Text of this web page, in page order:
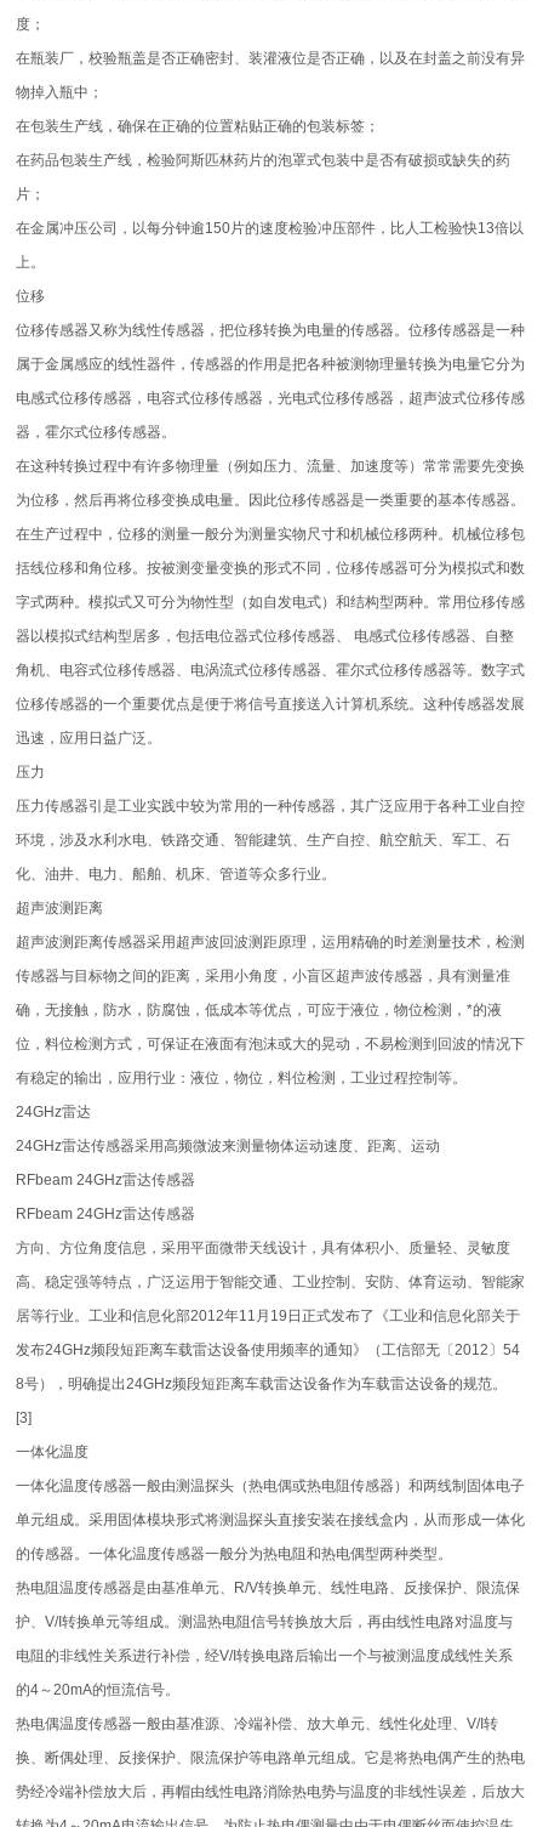
度；
在瓶装厂，校验瓶盖是否正确密封、装灌液位是否正确，以及在封盖之前没有异
物掉入瓶中；
在包装生产线，确保在正确的位置粘贴正确的包装标签；
在药品包装生产线，检验阿斯匹林药片的泡罩式包装中是否有破损或缺失的药
片；
在金属冲压公司，以每分钟逾150片的速度检验冲压部件，比人工检验快13倍以
上。
位移
位移传感器又称为线性传感器，把位移转换为电量的传感器。位移传感器是一种
属于金属感应的线性器件，传感器的作用是把各种被测物理量转换为电量它分为
电感式位移传感器，电容式位移传感器，光电式位移传感器，超声波式位移传感
器，霍尔式位移传感器。
在这种转换过程中有许多物理量（例如压力、流量、加速度等）常常需要先变换
为位移，然后再将位移变换成电量。因此位移传感器是一类重要的基本传感器。
在生产过程中，位移的测量一般分为测量实物尺寸和机械位移两种。机械位移包
括线位移和角位移。按被测变量变换的形式不同，位移传感器可分为模拟式和数
字式两种。模拟式又可分为物性型（如自发电式）和结构型两种。常用位移传感
器以模拟式结构型居多，包括电位器式位移传感器、 电感式位移传感器、自整
角机、电容式位移传感器、电涡流式位移传感器、霍尔式位移传感器等。数字式
位移传感器的一个重要优点是便于将信号直接送入计算机系统。这种传感器发展
迅速，应用日益广泛。
压力
压力传感器引是工业实践中较为常用的一种传感器，其广泛应用于各种工业自控
环境，涉及水利水电、铁路交通、智能建筑、生产自控、航空航天、军工、石
化、油井、电力、船舶、机床、管道等众多行业。
超声波测距离
超声波测距离传感器采用超声波回波测距原理，运用精确的时差测量技术，检测
传感器与目标物之间的距离，采用小角度，小盲区超声波传感器，具有测量准
确，无接触，防水，防腐蚀，低成本等优点，可应于液位，物位检测，*的液
位，料位检测方式，可保证在液面有泡沫或大的晃动，不易检测到回波的情况下
有稳定的输出，应用行业：液位，物位，料位检测，工业过程控制等。
24GHz雷达
24GHz雷达传感器采用高频微波来测量物体运动速度、距离、运动
RFbeam 24GHz雷达传感器
RFbeam 24GHz雷达传感器
方向、方位角度信息，采用平面微带天线设计，具有体积小、质量轻、灵敏度
高、稳定强等特点，广泛运用于智能交通、工业控制、安防、体育运动、智能家
居等行业。工业和信息化部2012年11月19日正式发布了《工业和信息化部关于
发布24GHz频段短距离车载雷达设备使用频率的通知》（工信部无〔2012〕54
8号），明确提出24GHz频段短距离车载雷达设备作为车载雷达设备的规范。
[3]
一体化温度
一体化温度传感器一般由测温探头（热电偶或热电阻传感器）和两线制固体电子
单元组成。采用固体模块形式将测温探头直接安装在接线盒内，从而形成一体化
的传感器。一体化温度传感器一般分为热电阻和热电偶型两种类型。
热电阻温度传感器是由基准单元、R/V转换单元、线性电路、反接保护、限流保
护、V/I转换单元等组成。测温热电阻信号转换放大后，再由线性电路对温度与
电阻的非线性关系进行补偿，经V/I转换电路后输出一个与被测温度成线性关系
的4～20mA的恒流信号。
热电偶温度传感器一般由基准源、冷端补偿、放大单元、线性化处理、V/I转
换、断偶处理、反接保护、限流保护等电路单元组成。它是将热电偶产生的热电
势经冷端补偿放大后，再帽由线性电路消除热电势与温度的非线性误差，后放大